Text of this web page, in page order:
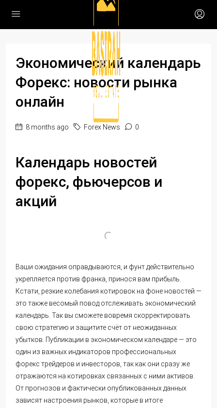
Экономический календарь
Форекс: новости рынка
онлайн
8 months ago Forex News 0
Календарь новостей
форекс, фьючерсов и
акций
Ваши ожидания оправдываются, и фунт действительно
укрепляется против франка, принося вам прибыль.
Кстати, резкие колебания котировок на фоне новостей —
это также весомый повод отслеживать экономический
календарь. Так вы сможете вовремя скорректировать
свою стратегию и защитите счёт от неожиданных
убытков. Публикации в экономическом календаре — это
один из важных индикаторов профессиональных
форекс трейдеров и инвесторов, так как они сразу же
отражаются на котировках связанных с ними активов.
От прогнозов и фактически опубликованных данных
зависят настроения рынков, которые в итоге